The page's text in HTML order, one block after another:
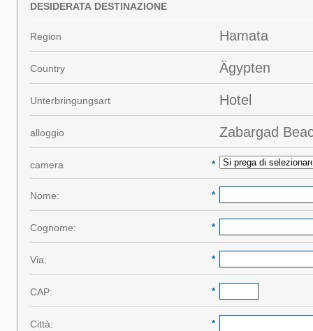
DESIDERATA DESTINAZIONE
Region Hamata
Country Ägypten
Unterbringungsart Hotel
alloggio Zabargad
*
camera
*
Nome:
*
Cognome:
*
Via:
*
CAP:
*
Città: